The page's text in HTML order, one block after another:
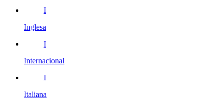
I
Inglesa
I
Internacional
I
Italiana